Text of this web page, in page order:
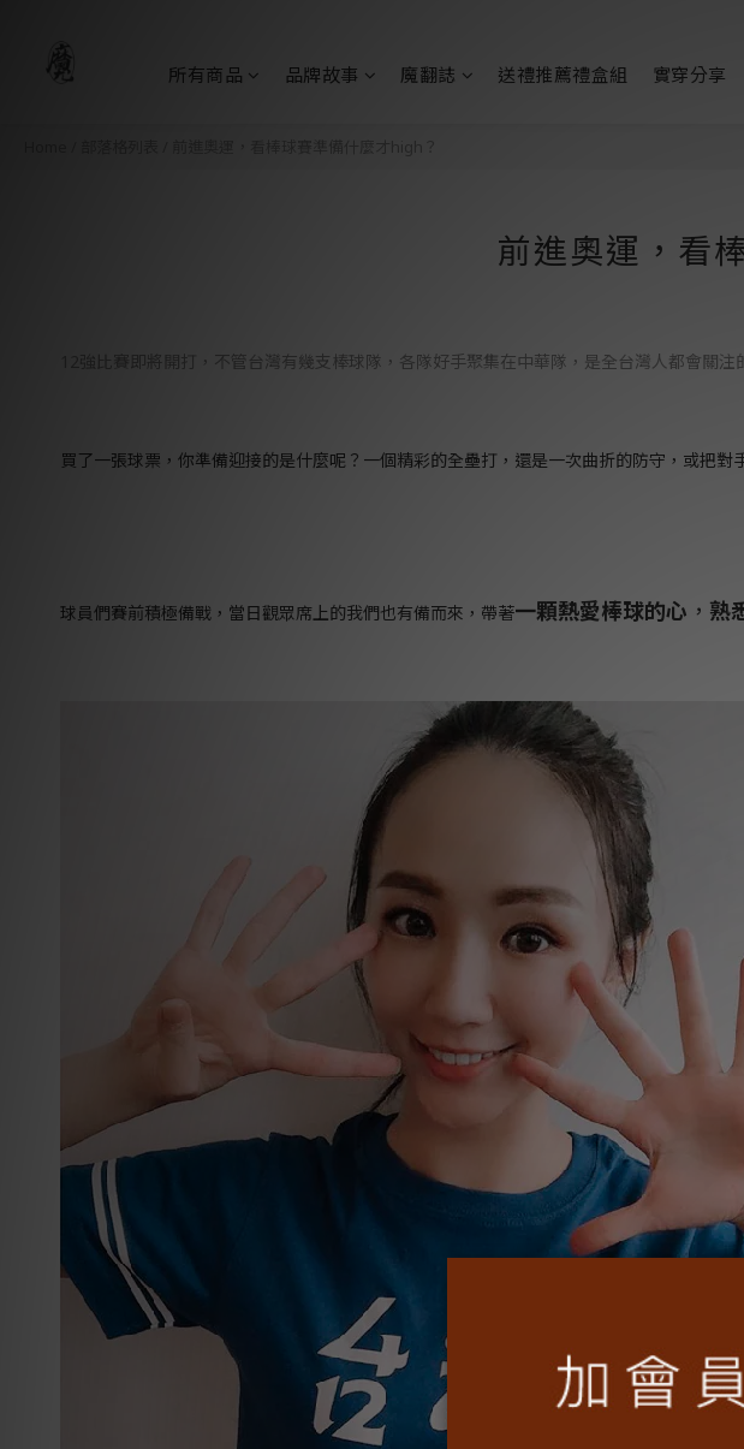
所有商品 品牌故事 魔翻誌 送禮推薦禮盒組 實穿分享
前進奧運，看
強比賽即將開打，不管台灣有幾支棒球隊，各隊好手聚集在中華隊，是全台灣人都會關
買了一張球票，你準備迎接的是什麼呢？一個精彩的全壘打，還是一次曲折的防守，或把
球員們賽前積極備戰，當日觀眾席上的我們也有備而來，帶著一顆熱愛棒球的心 ， 熟